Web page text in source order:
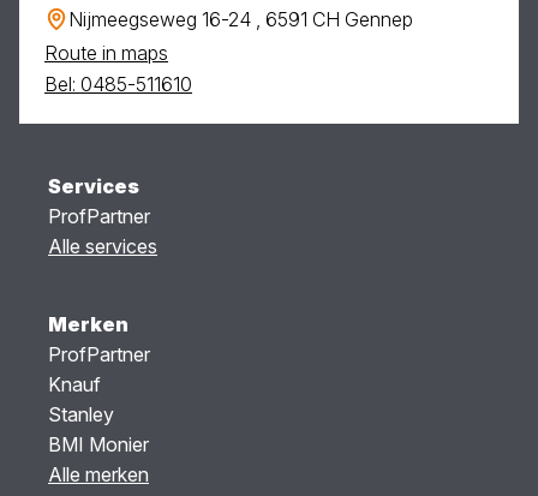
Nijmeegseweg 16-24 , 6591 CH Gennep
Route in maps
Bel: 0485-511610
Services
ProfPartner
Alle services
Merken
ProfPartner
Knauf
Stanley
BMI Monier
Alle merken